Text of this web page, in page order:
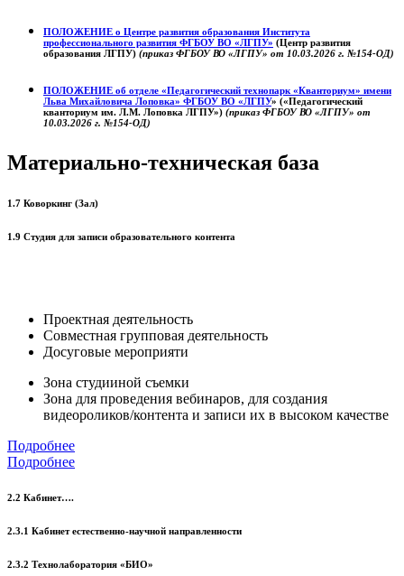
ПОЛОЖЕНИЕ о Центре развития образования Института
профессионального развития ФГБОУ ВО «ЛГПУ» (Центр развития
образования ЛГПУ) (приказ ФГБОУ ВО «ЛГПУ» от 10.03.2026 г. №154-ОД)
ПОЛОЖЕНИЕ об отделе «Педагогический технопарк «Кванториум» имени
Льва Михайловича Лоповка» ФГБОУ ВО «ЛГПУ» («Педагогический
кванториум им. Л.М. Лоповка ЛГПУ») (приказ ФГБОУ ВО «ЛГПУ» от
10.03.2026 г. №154-ОД)
Материально-техническая база
1.7 Коворкинг (Зал)
1.9 Студия для записи образовательного контента
Проектная деятельность
Совместная групповая деятельность
Досуговые мероприяти
Зона студииной съемки
Зона для проведения вебинаров, для создания
видеороликов/контента и записи их в высоком качестве
Подробнее
Подробнее
2.2 Кабинет….
2.3.1 Кабинет естественно-научной направленности
2.3.2 Технолаборатория «БИО»